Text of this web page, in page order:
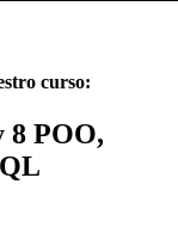
curso:
8 POO,